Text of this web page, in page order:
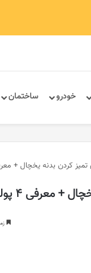
خودرو ساختمان
کردن بدنه یخچال + معرفی 4 پولیش یخچال
پولیش یخچال خانگی